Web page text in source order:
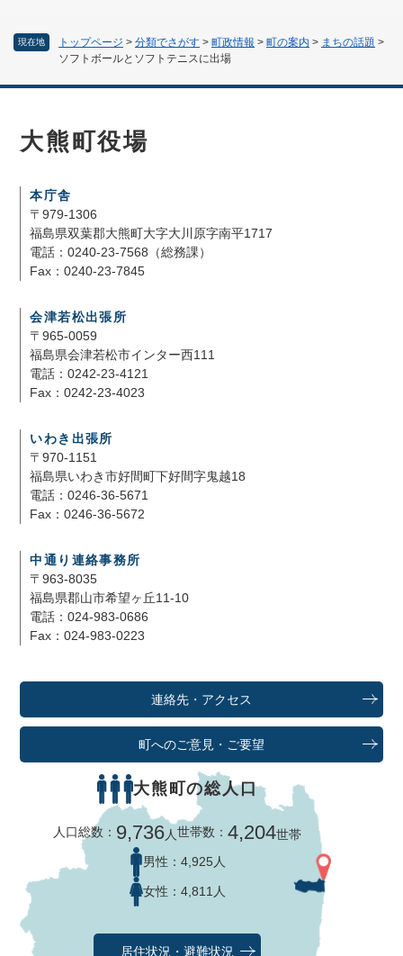
現在地 トップページ > 分類でさがす > 町政情報 > 町の案内 > まちの話題 >
ソフトボールとソフトテニスに出場
大熊町役場
本庁舎
〒979-1306
福島県双葉郡大熊町大字大川原字南平1717
電話：0240-23-7568（総務課）
Fax：0240-23-7845
会津若松出張所
〒965-0059
福島県会津若松市インター西111
電話：0242-23-4121
Fax：0242-23-4023
いわき出張所
〒970-1151
福島県いわき市好間町下好間字鬼越18
電話：0246-36-5671
Fax：0246-36-5672
中通り連絡事務所
〒963-8035
福島県郡山市希望ヶ丘11-10
電話：024-983-0686
Fax：024-983-0223
連絡先・アクセス
町へのご意見・ご要望
大熊町の総人口
人口総数： 9,736人世帯数：4,204世帯
男性： 4,925人
女性： 4,811人
居住状況・避難状況